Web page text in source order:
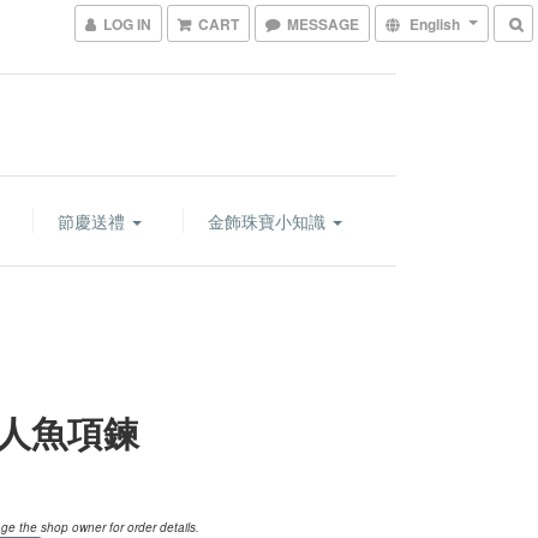
LOG IN CART MESSAGE English
節慶送禮 金飾珠寶小知識
魚項鍊
the shop owner for order details.